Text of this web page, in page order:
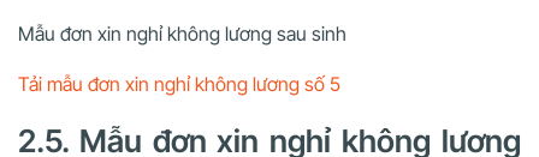
Mẫu đơn xin nghỉ không lương sau sinh
Tải mẫu đơn xin nghỉ không lương số 5
2.5. Mẫu đơn xin nghỉ không lương